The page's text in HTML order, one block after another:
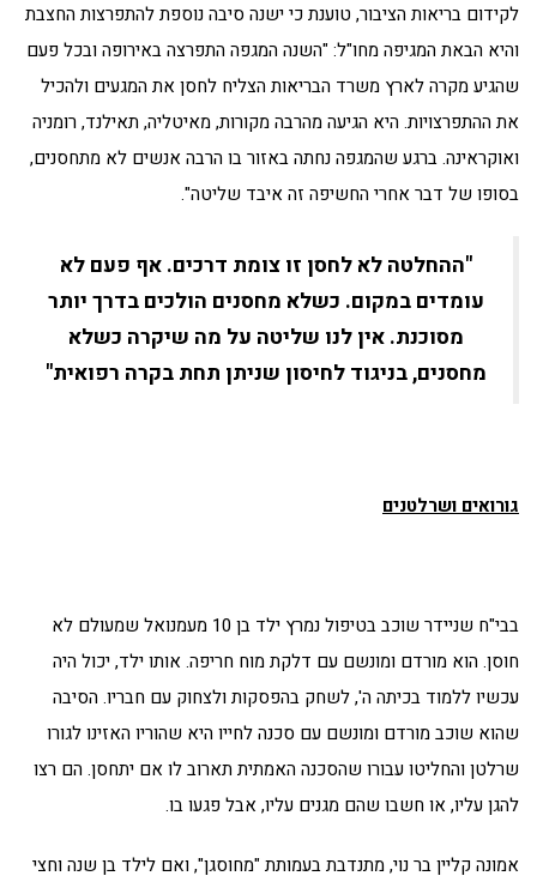
לקידום בריאות הציבור, טוענת כי ישנה סיבה נוספת להתפרצות החצבת
והיא הבאת המגיפה מחו"ל: "השנה המגפה התפרצה באירופה ובכל פעם
שהגיע מקרה לארץ משרד הבריאות הצליח לחסן את המגעים ולהכיל
את ההתפרצויות. היא הגיעה מהרבה מקורות, מאיטליה, תאילנד, רומניה
ואוקראינה. ברגע שהמגפה נחתה באזור בו הרבה אנשים לא מתחסנים,
בסופו של דבר אחרי החשיפה זה איבד שליטה".
"ההחלטה לא לחסן זו צומת דרכים. אף פעם לא
עומדים במקום. כשלא מחסנים הולכים בדרך יותר
מסוכנת. אין לנו שליטה על מה שיקרה כשלא
מחסנים, בניגוד לחיסון שניתן תחת בקרה רפואית"
גורואים ושרלטנים
בבי"ח שניידר שוכב בטיפול נמרץ ילד בן 10 מעמנואל שמעולם לא
חוסן. הוא מורדם ומונשם עם דלקת מוח חריפה. אותו ילד, יכול היה
עכשיו ללמוד בכיתה ה', לשחק בהפסקות ולצחוק עם חבריו. הסיבה
שהוא שוכב מורדם ומונשם עם סכנה לחייו היא שהוריו האזינו לגורו
שרלטן והחליטו עבורו שהסכנה האמתית תארוב לו אם יתחסן. הם רצו
להגן עליו, או חשבו שהם מגנים עליו, אבל פגעו בו.
אמונה קליין בר נוי, מתנדבת בעמותת "מחוסגן", ואם לילד בן שנה וחצי